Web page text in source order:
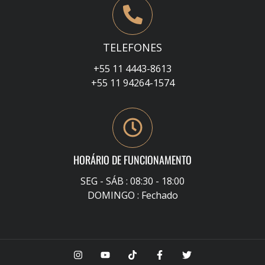
TELEFONES
+55 11 4443-8613
+55 11 94264-1574
HORÁRIO DE FUNCIONAMENTO
SEG - SÁB : 08:30 - 18:00
DOMINGO : Fechado